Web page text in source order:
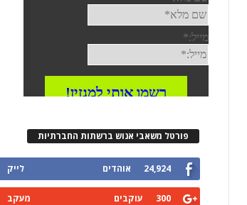
פורטל משאבי אנוש ברשתות החברתיות
24,924 אוהדים לייק
300 עוקבים מעקב